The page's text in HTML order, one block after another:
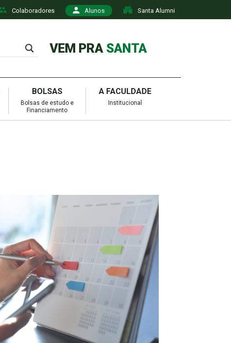
Colaboradores Alunos Santa Alumni
VEM PRA SANTA
BOLSAS
Bolsas de estudo e
Financiamento
A FACULDADE
Institucional